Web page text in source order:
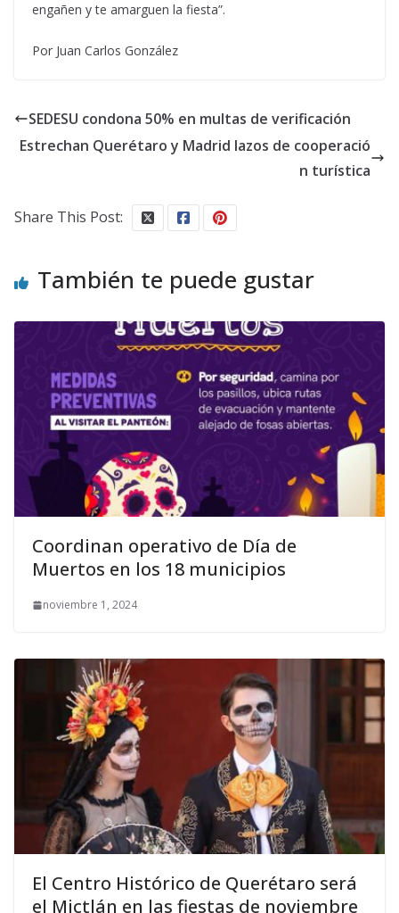
engañen y te amarguen la fiesta”.
Por Juan Carlos González
SEDESU condona 50% en multas de verificación
Estrechan Querétaro y Madrid lazos de cooperació
n turística
Share This Post:
También te puede gustar
Coordinan operativo de Día de
Muertos en los 18 municipios
noviembre 1, 2024
El Centro Histórico de Querétaro será
el Mictlán en las fiestas de noviembre